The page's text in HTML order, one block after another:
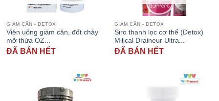
GIẢM CÂN - DETOX
Viên uống giảm cân, đốt cháy
mỡ thừa OZ...
ĐÃ BÁN HẾT
GIẢM CÂN - DETOX
Siro thanh lọc cơ thể (Detox)
Milical Draineur Ultra...
ĐÃ BÁN HẾT